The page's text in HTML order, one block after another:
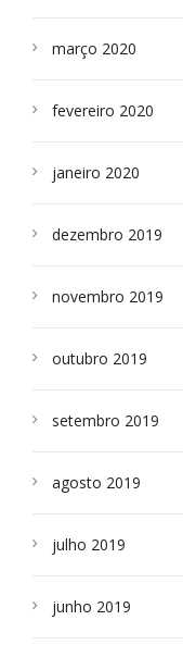
março 2020
fevereiro 2020
janeiro 2020
dezembro 2019
novembro 2019
outubro 2019
setembro 2019
agosto 2019
julho 2019
junho 2019